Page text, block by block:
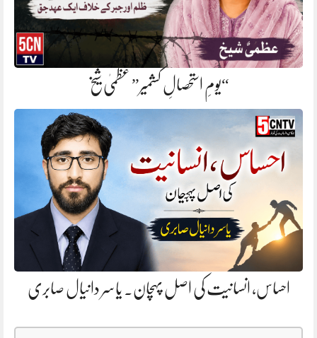
“یومِ استحصالِ کشمیر” عظمیٰ شیخ
احساس، انسانیت کی اصل پہچان. یاسر دانیال صابری